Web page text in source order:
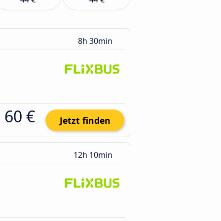
8h 30min
60 € Jetzt finden
12h 10min